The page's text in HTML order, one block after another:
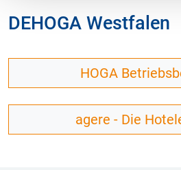
DEHOGA Westfalen
HOGA
agere - Die